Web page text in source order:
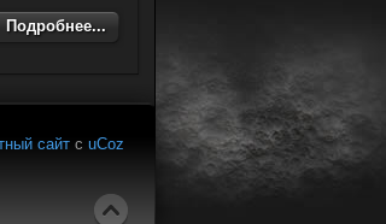
Подробнее...
сайт с uCoz